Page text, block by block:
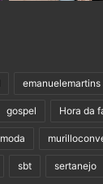
emanuelemartins
gospel Hora da
moda
sbt sertanejo